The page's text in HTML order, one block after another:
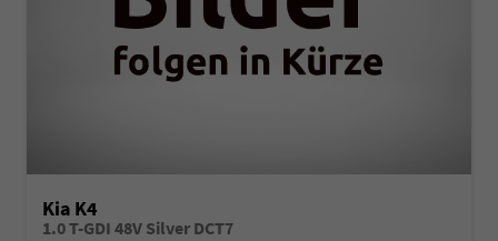
Kia K4
1.0 T-GDI 48V Silver DCT7